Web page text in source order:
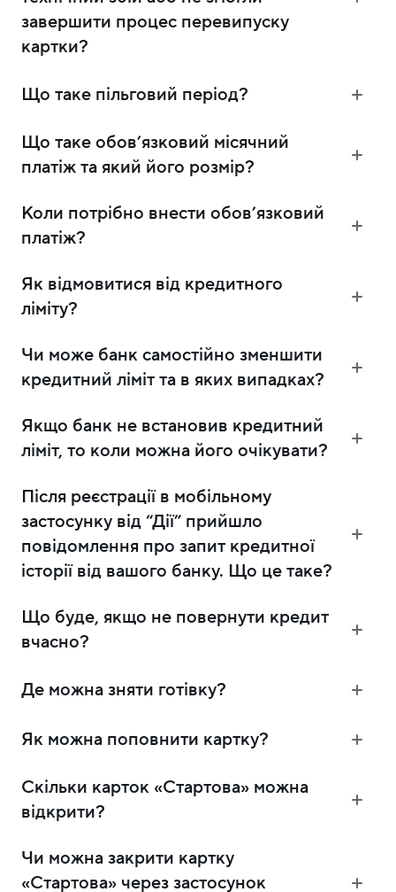
завершити процес перевипуску
картки?
Що таке пільговий період?
Що таке обовʼязковий місячний
платіж та який його розмір?
Коли потрібно внести обовʼязковий
платіж?
Як відмовитися від кредитного
ліміту?
Чи може банк самостійно зменшити
кредитний ліміт та в яких випадках?
Якщо банк не встановив кредитний
ліміт, то коли можна його очікувати?
Після реєстрації в мобільному
застосунку від “Дії” прийшло
повідомлення про запит кредитної
історії від вашого банку. Що це таке?
Що буде, якщо не повернути кредит
вчасно?
Де можна зняти готівку?
Як можна поповнити картку?
Скільки карток «Стартова» можна
відкрити?
Чи можна закрити картку
«Стартова» через застосунок